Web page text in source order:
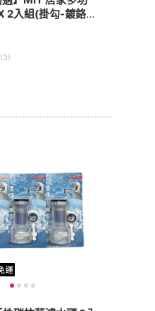
2入組(掛勾-鍍鉻
(3)